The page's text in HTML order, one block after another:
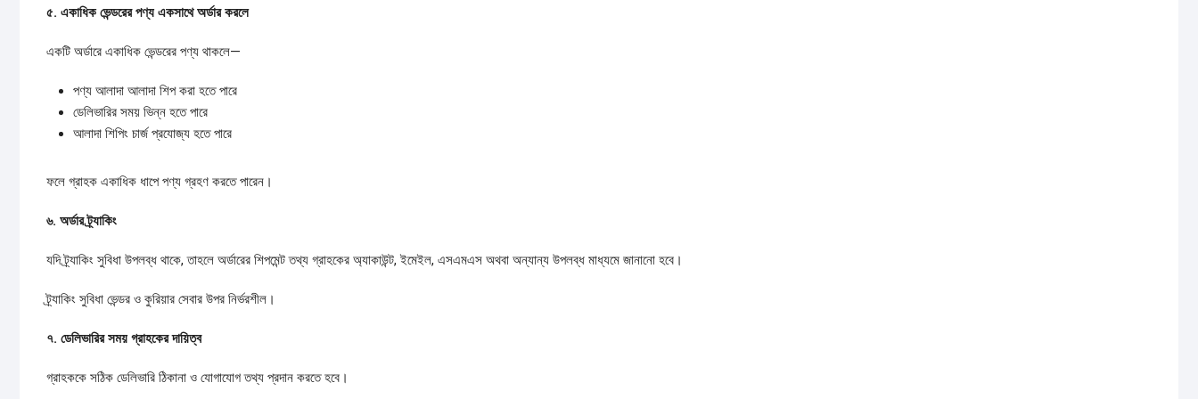
৫. একাধিকভেন্ডরেরপণ্যএকসাথেঅর্ডারকরলে
একটি অর্ডারে একাধিক ভেন্ডরের পণ্য থাকলে—
পণ্য আলাদা আলাদা শিপ করা হতে পারে
ডেলিভারির সময় ভিন্ন হতে পারে
আলাদা শিপিং চার্জ প্রযোজ্য হতে পারে
ফলে গ্রাহক একাধিক ধাপে পণ্য গ্রহণ করতে পারেন।
৬. অর্ডারট্র্যাকিং
যদি ট্র্যাকিং সুবিধা উপলব্ধ থাকে, তাহলে অর্ডারের শিপমেন্ট তথ্য গ্রাহকের অ্যাকাউন্ট, ইমেইল, এসএমএস অথবা অন্যান্য উপলব্ধ মাধ্যমে জানানো হবে।
ট্র্যাকিং সুবিধা ভেন্ডর ও কুরিয়ার সেবার উপর নির্ভরশীল।
৭. ডেলিভারিরসময়গ্রাহকেরদায়িত্ব
গ্রাহককে সঠিক ডেলিভারি ঠিকানা ও যোগাযোগ তথ্য প্রদান করতে হবে।